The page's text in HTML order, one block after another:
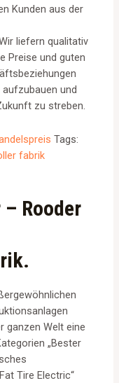
Kunden aus der
liefern qualitativ
Preise und guten
und
zu streben.
Tags:
fabrik
Rooder
ganzen Welt eine
„Bester
Tire Electric“